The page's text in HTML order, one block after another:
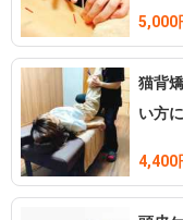
5,000
猫背
い方
4,400